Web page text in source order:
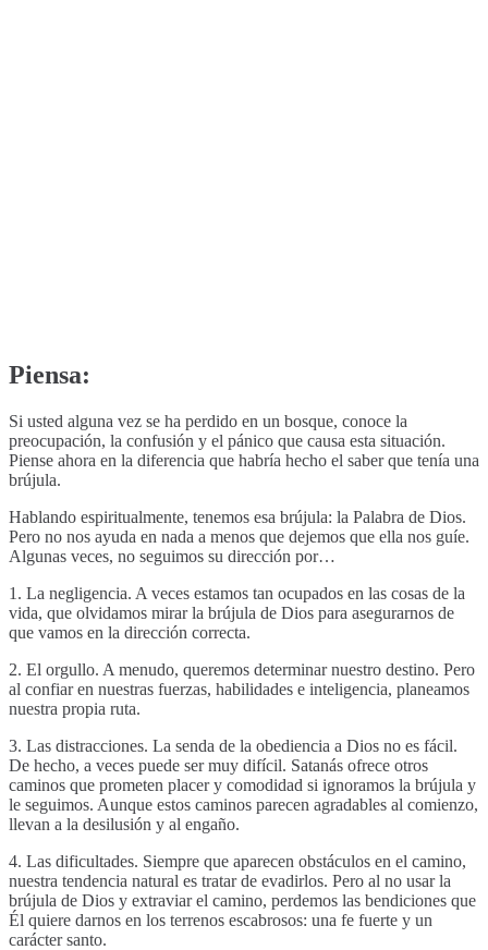
Piensa:
Si usted alguna vez se ha perdido en un bosque, conoce la
preocupación, la confusión y el pánico que causa esta situación.
Piense ahora en la diferencia que habría hecho el saber que tenía una
brújula.
Hablando espiritualmente, tenemos esa brújula: la Palabra de Dios.
Pero no nos ayuda en nada a menos que dejemos que ella nos guíe.
Algunas veces, no seguimos su dirección por…
1. La negligencia. A veces estamos tan ocupados en las cosas de la
vida, que olvidamos mirar la brújula de Dios para asegurarnos de
que vamos en la dirección correcta.
2. El orgullo. A menudo, queremos determinar nuestro destino. Pero
al confiar en nuestras fuerzas, habilidades e inteligencia, planeamos
nuestra propia ruta.
3. Las distracciones. La senda de la obediencia a Dios no es fácil.
De hecho, a veces puede ser muy difícil. Satanás ofrece otros
caminos que prometen placer y comodidad si ignoramos la brújula y
le seguimos. Aunque estos caminos parecen agradables al comienzo,
llevan a la desilusión y al engaño.
4. Las dificultades. Siempre que aparecen obstáculos en el camino,
nuestra tendencia natural es tratar de evadirlos. Pero al no usar la
brújula de Dios y extraviar el camino, perdemos las bendiciones que
Él quiere darnos en los terrenos escabrosos: una fe fuerte y un
carácter santo.